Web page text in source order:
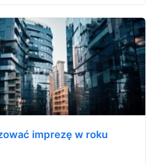
imprezę w roku